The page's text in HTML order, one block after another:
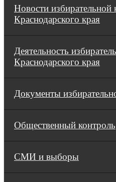
Новости избирательной
Краснодарского края
Деятельность
Краснодарского края
Документы
Общественный контроль
СМИ и выборы